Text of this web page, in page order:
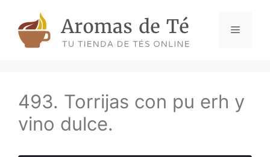
content
Menu
493. Torrijas con pu erh y
vino dulce.